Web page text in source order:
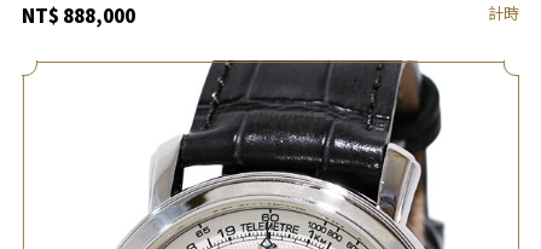
NT$ 888,000 計時